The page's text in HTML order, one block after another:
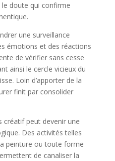
le doute qui confirme
une surveillance
émotions et des réactions
de vérifier sans cesse
ainsi le cercle vicieux du
Loin d’apporter de la
finit par consolider
créatif peut devenir une
Des activités telles
peinture ou toute forme
de canaliser la